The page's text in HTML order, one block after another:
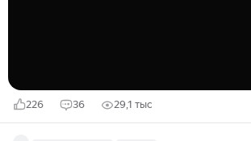
226 36 29,1 тыс